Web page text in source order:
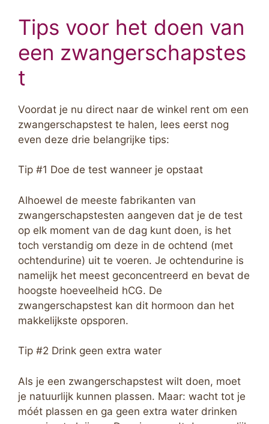
Tips voor het doen van
een zwangerschapstes
t
Voordat je nu direct naar de winkel rent om een
zwangerschapstest te halen, lees eerst nog
even deze drie belangrijke tips:
Tip #1 Doe de test wanneer je opstaat
Alhoewel de meeste fabrikanten van
zwangerschapstesten aangeven dat je de test
op elk moment van de dag kunt doen, is het
toch verstandig om deze in de ochtend (met
ochtendurine) uit te voeren. Je ochtendurine is
namelijk het meest geconcentreerd en bevat de
hoogste hoeveelheid hCG. De
zwangerschapstest kan dit hormoon dan het
makkelijkste opsporen.
Tip #2 Drink geen extra water
Als je een zwangerschapstest wilt doen, moet
je natuurlijk kunnen plassen. Maar: wacht tot je
móét plassen en ga geen extra water drinken